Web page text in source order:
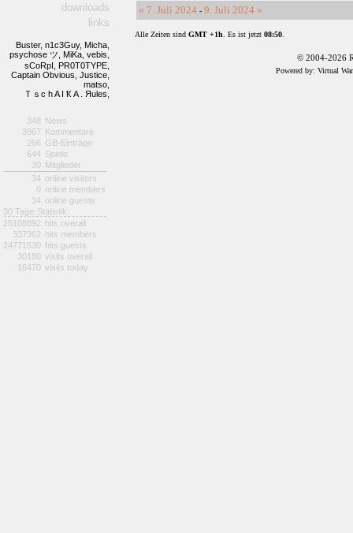
downloads
links
Buster, n1c3Guy, Micha,
psychose ツ,
MiKa, vebis,
sCoRpI,
PR0T0TYPE,
Captain Obvious, Justice,
matso,
Ｔｓc h A I Ҟ A . Яules,
348 News
3967 Kommentare
266 GB-Einträge
644 Spiele
30 Mitglieder
34 online visitors
0 online members
34 online guests
30 Tage-Statistik:
25108892 hits overall
337362 hits members
24771530 hits guests
30180 visits overall
16470 visits today
« 7. Juli 2024 -9. Juli 2024 »
Alle Zeiten sindGMT +1h . Es ist jetzt08:50
© 2004-2026
Powered by: Virtual